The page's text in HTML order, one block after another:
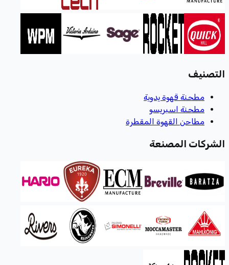
التصنيف
مطحنة قهوة يدوية
مطحنة اسبريسو
مطاحن القهوة المقطرة
الشركات المصنعة